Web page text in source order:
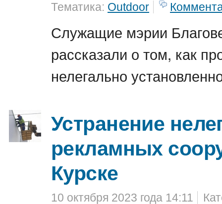
Тематика: Outdoor
Служащие мэрии
рассказали о том, как
нелегально
Устранение
рекламных
Курске
10 октября 2023 года 14:11